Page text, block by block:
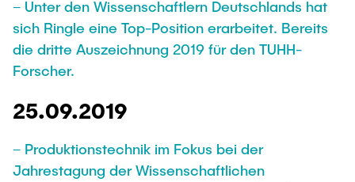
– Unter den Wissenschaftlern Deutschlands hat
sich Ringle eine Top-Position erarbeitet. Bereits
die dritte Auszeichnung 2019 für den TUHH-
Forscher.
25.09.2019
– Produktionstechnik im Fokus bei der
Jahrestagung der Wissenschaftlichen